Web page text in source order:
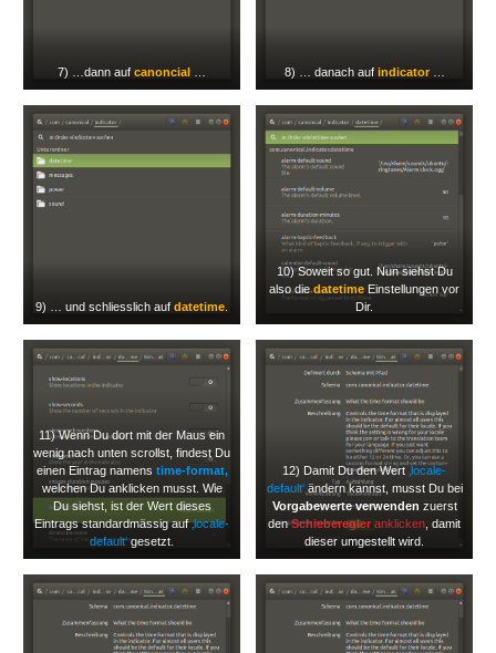
7) …dann auf canoncial … 8) … danach auf indicator…
9) … und schliesslich auf datetime.
10) Soweit so gut. Nun siehst Du
also diedatetime Einstellungen vor
Dir.
11) Wenn Du dort mit der Maus ein
wenig nach unten scrollst, findest Du
einen Eintrag namens time-format,
welchen Du anklicken musst. Wie
Du siehst, ist der Wert dieses
Eintrags standardmässig auf‚locale-
default‘gesetzt.
12) Damit Du den Wert ‚locale-
default‘ändern kannst, musst Du bei
Vorgabewerte verwenden zuerst
denSchieberegleranklicken, damit
dieser umgestellt wird.